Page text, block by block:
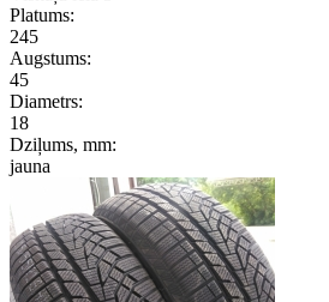
Platums:
245
Augstums:
45
Diametrs:
18
Dziļums, mm:
jauna